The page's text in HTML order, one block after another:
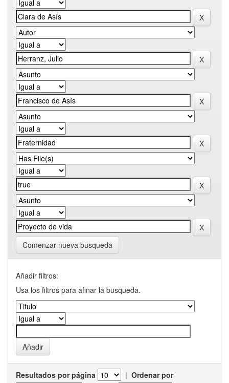
Comenzar nueva busqueda
Añadir filtros:
Usa los filtros para afinar la busqueda.
Resultados por página | Ordenar por